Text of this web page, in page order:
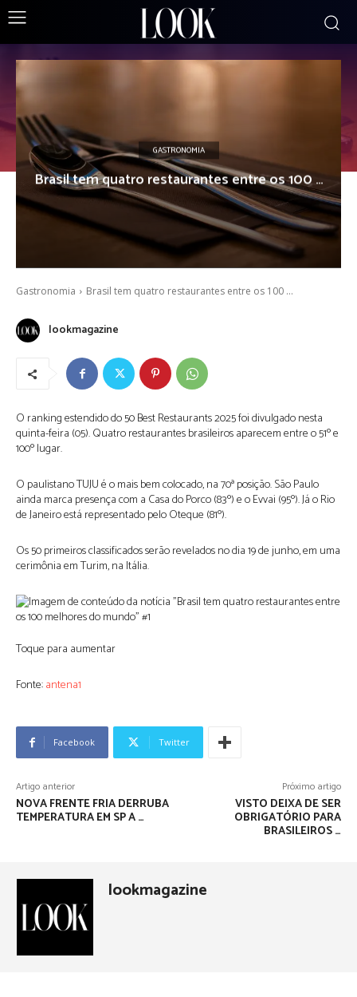
GASTRONOMIA
Brasil tem quatro restaurantes entre os 100 …
Gastronomia Brasil tem quatro restaurantes entre os 100 …
lookmagazine
O ranking estendido do 50 Best Restaurants 2025 foi divulgado nesta
quinta-feira (05). Quatro restaurantes brasileiros aparecem entre o 51º e
100º lugar.
O paulistano TUJU é o mais bem colocado, na 70ª posição. São Paulo
ainda marca presença com a Casa do Porco (83º) e o Evvai (95º). Já o Rio
de Janeiro está representado pelo Oteque (81º).
Os 50 primeiros classificados serão revelados no dia 19 de junho, em uma
cerimônia em Turim, na Itália.
Toque para aumentar
Fonte:antena1
Facebook Twitter
Artigo anterior
NOVA FRENTE FRIA DERRUBA
TEMPERATURA EM SP A …
Próximo artigo
VISTO DEIXA DE SER
OBRIGATÓRIO PARA
BRASILEIROS …
lookmagazine